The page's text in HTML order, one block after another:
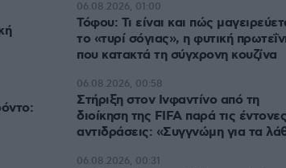
Τόφου: Τι είναι και πώς
το «τυρί σόγιας», η φυτική
που κατακτά τη σύγχρονη κουζίνα
06.08.2026, 01:00
Στήριξη στον Ινφαντίνο από τη
διοίκηση της FIFA παρά τις έντονες
αντιδράσεις: «Συγγνώμη για τα
06.08.2026, 00:58
06.08.2026, 00:31